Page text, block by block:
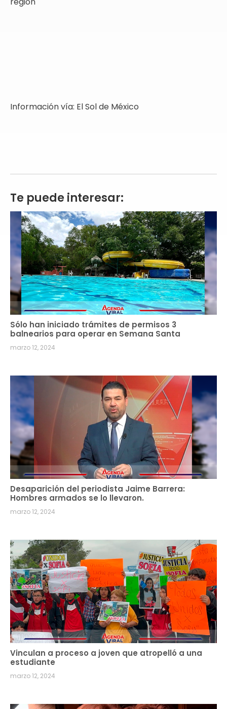
Información vía: El Sol de México
Te puede interesar:
Sólo han iniciado trámites de permisos 3
balnearios para operar en Semana Santa
marzo 12, 2024
Desaparición del periodista Jaime Barrera:
Hombres armados se lo llevaron.
marzo 12, 2024
Vinculan a proceso a joven que atropelló a una
estudiante
marzo 12, 2024